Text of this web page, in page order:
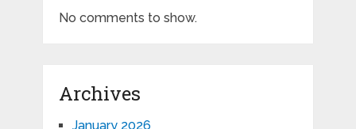
No comments to show.
Archives
January 2026